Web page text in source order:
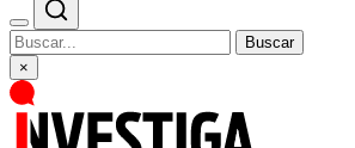
Buscar
×